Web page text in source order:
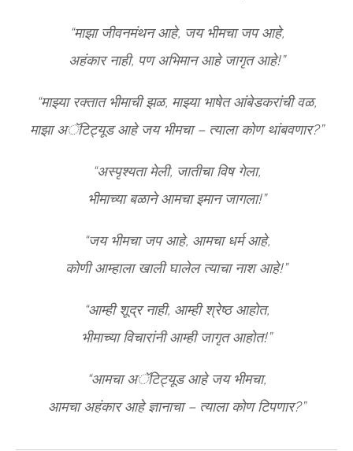
“माझा जीवनमंथन आहे, जय भीमचा जप आहे,
अहंकार नाही, पण अभिमान आहे जागृत आहे!”
“माझ्या रक्तात भीमाची झळ, माझ्या भाषेत आंबेडकरांची वळ,
माझा अॅटिट्यूड आहे जय भीमचा – त्याला कोण थांबवणार?”
“अस्पृश्यता मेली, जातीचा विष गेला,
भीमाच्या बळाने आमचा इमान जागला!”
“जय भीमचा जप आहे, आमचा धर्म आहे,
कोणी आम्हाला खाली घालेल त्याचा नाश आहे!”
“आम्ही शूद्र नाही, आम्ही श्रेष्ठ आहोत,
भीमाच्या विचारांनी आम्ही जागृत आहोत!”
“आमचा अॅटिट्यूड आहे जय भीमचा,
आमचा अहंकार आहे ज्ञानाचा – त्याला कोण टिपणार?”